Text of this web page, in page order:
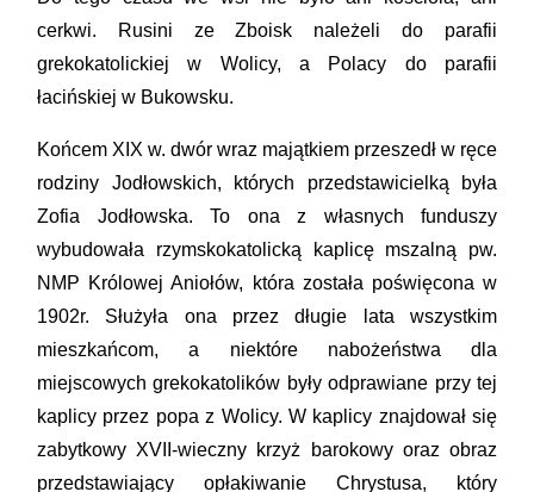
cerkwi. Rusini ze Zboisk należeli do parafii
grekokatolickiej w Wolicy, a Polacy do parafii
łacińskiej w Bukowsku.
Końcem XIX w. dwór wraz majątkiem przeszedł w ręce
rodziny Jodłowskich, których przedstawicielką była
Zofia Jodłowska. To ona z własnych funduszy
wybudowała rzymskokatolicką kaplicę mszalną pw.
NMP Królowej Aniołów, która została poświęcona w
1902r. Służyła ona przez długie lata wszystkim
mieszkańcom, a niektóre nabożeństwa dla
miejscowych grekokatolików były odprawiane przy tej
kaplicy przez popa z Wolicy. W kaplicy znajdował się
zabytkowy XVII-wieczny krzyż barokowy oraz obraz
przedstawiający opłakiwanie Chrystusa, który